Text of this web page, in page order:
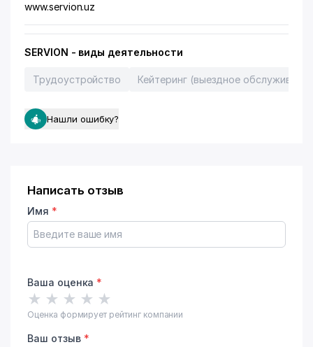
www.servion.uz
SERVION - виды деятельности
Трудоустройство Кейтеринг (выездное
Нашли ошибку?
Написать отзыв
Имя *
Ваша оценка *
★ ★ ★ ★ ★
Оценка формирует рейтинг компании
Ваш отзыв *